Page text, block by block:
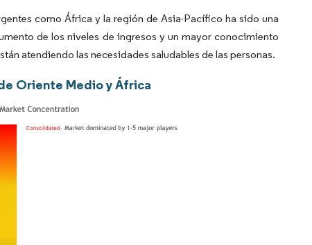
como África y la región de Asia-Pacífico ha sido una
de los niveles de ingresos y un mayor conocimiento
atendiendo las necesidades saludables de las personas.
Oriente Medio y África